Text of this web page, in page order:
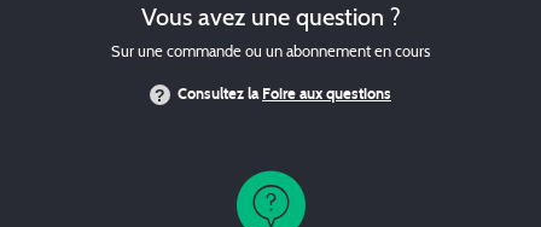
Vous avez une question ?
Sur une commande ou un abonnement en cours
Consultez laFoire aux questions